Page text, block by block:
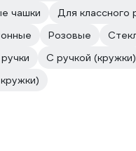
чашки
Для классного
Розовые
С ручкой (кружки)